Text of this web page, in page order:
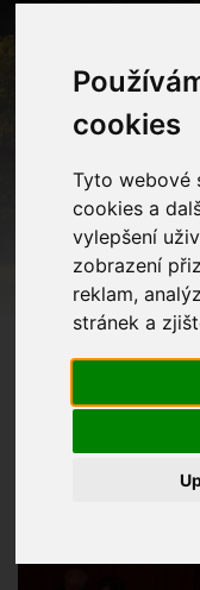
cookies
Tyto webové
cookies a
vylepšení
zobrazení
reklam,
stránek a
Home Fotogalerie